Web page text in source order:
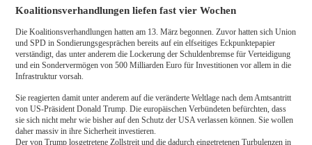
Koalitionsverhandlungen liefen fast vier Wochen
Die Koalitionsverhandlungen hatten am 13. März begonnen. Zuvor hatten sich Union
und SPD in Sondierungsgesprächen bereits auf ein elfseitiges Eckpunktepapier
verständigt, das unter anderem die Lockerung der Schuldenbremse für Verteidigung
und ein Sondervermögen von 500 Milliarden Euro für Investitionen vor allem in die
Infrastruktur vorsah.
Sie reagierten damit unter anderem auf die veränderte Weltlage nach dem Amtsantritt
von US-Präsident Donald Trump. Die europäischen Verbündeten befürchten, dass
sie sich nicht mehr wie bisher auf den Schutz der USA verlassen können. Sie wollen
daher massiv in ihre Sicherheit investieren.
Der von Trump losgetretene Zollstreit und die dadurch eingetretenen Turbulenzen in